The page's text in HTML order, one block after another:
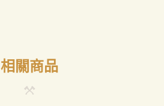
相關商品